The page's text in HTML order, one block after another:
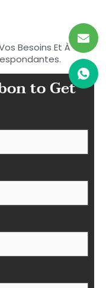
Besoins Et À
to Get